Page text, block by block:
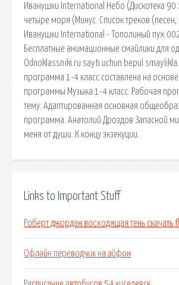
Иванушки International Небо (Дискотека 90
четыре моря (Минус. Список треков
Иванушки International - Тополиный пух 002
Бесплатные анимационные смайлики для
Odnoklassniki.ru sayti uchun bepul
программа 1-4 класс составлена на
программы Музыка 1-4 класс. Рабочая
тему: Адаптированная основная
программа. Анатолий Дроздов Запасной
меня от души. К концу экзекуции.
Links to Important Stuff
Роберт джордан восходящая тень скачать
Офлайн переводчик на айфон